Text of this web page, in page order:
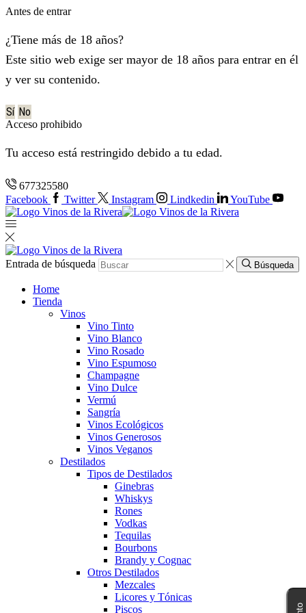
Antes de entrar
¿Tiene más de 18 años?
Este sitio web exige ser mayor de 18 años para entrar en él
y ver su contenido.
Sí No
Acceso prohibido
Tu acceso está restringido debido a tu edad.
677325580
Facebook
Twitter Instagram Lindkedin YouTube
Entrada de búsqueda Búsqueda
Home
Tienda
Vinos
Vino Tinto
Vino Blanco
Vino Rosado
Vino Espumoso
Champagne
Vino Dulce
Vermú
Sangría
Vinos Ecológicos
Vinos Generosos
Vinos Veganos
Destilados
Tipos de Destilados
Ginebras
Whiskys
Rones
Vodkas
Tequilas
Bourbons
Brandy y Cognac
Otros Destilados
Mezcales
Licores y Tónicas
Piscos